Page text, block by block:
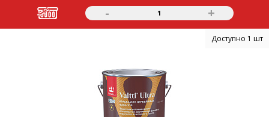
- 1 +
Доступно 1 шт